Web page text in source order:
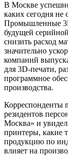
В Москве
каких сегодня не
Промышленные
будущей
снизить расход
значительно
компаний
для 3D-печати,
программное
производства.
Корреспонденты
резидентов
Москва» и
принтеры, какие
продукцию по
влияет на